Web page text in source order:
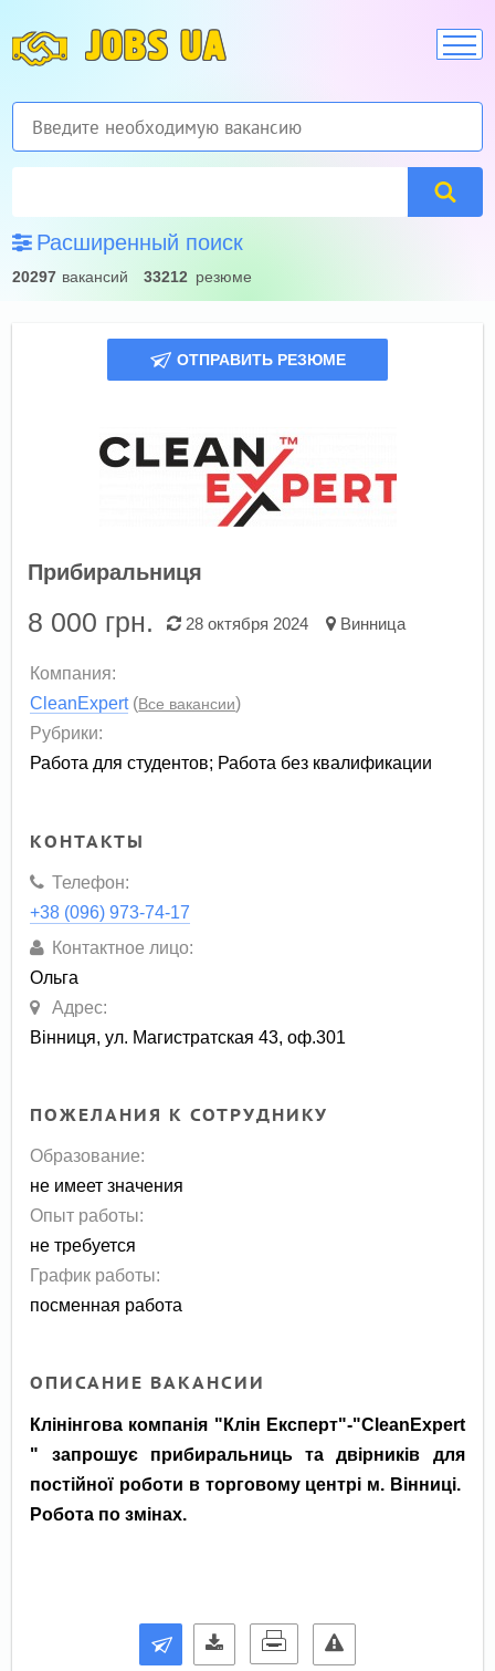
JOBS UA
Расширенный поиск
20297 вакансий 33212 резюме
ОТПРАВИТЬ РЕЗЮМЕ
Прибиральниця
8 000 грн. 28 октября 2024 Винница
Компания:
CleanExpert (Все вакансии)
Рубрики:
Работа для студентов; Работа без квалификации
КОНТАКТЫ
Телефон:
+38 (096) 973-74-17
Контактное лицо:
Ольга
Адрес:
Вінниця, ул. Магистратская 43, оф.301
ПОЖЕЛАНИЯ К СОТРУДНИКУ
Образование:
не имеет значения
Опыт работы:
не требуется
График работы:
посменная работа
ОПИСАНИЕ ВАКАНСИИ
Клінінгова компанія "Клін Експерт"-"CleanExpert
" запрошує прибиральниць та двірників для
постійної роботи в торговому центрі м. Вінниці.
Робота по змінах.